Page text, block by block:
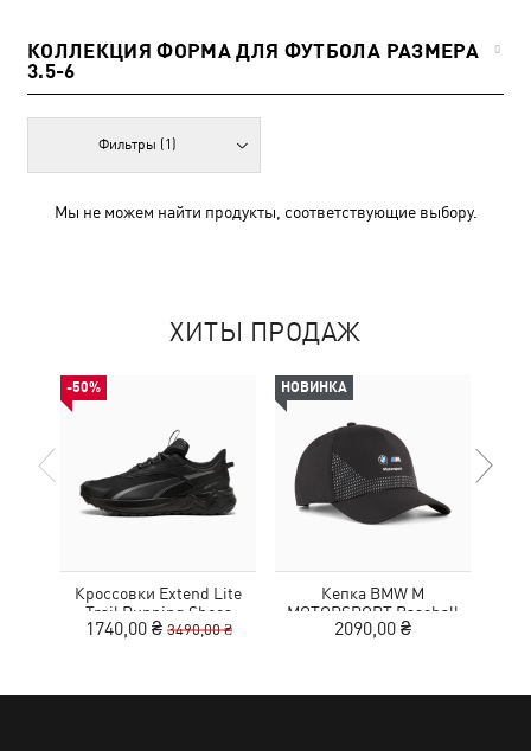
КОЛЛЕКЦИЯ ФОРМА ДЛЯ ФУТБОЛА РАЗМЕРА
3.5-6
0
Фильтры (1)
Мы не можем найти продукты, соответствующие выбору.
ХИТЫ ПРОДАЖ
-50%
Кроссовки Extend Lite
Trail Running Shoes
1740,00 ₴ 3490,00 ₴
НОВИНКА
Кепка BMW M
MOTORSPORT Baseball
Cap
2090,00 ₴